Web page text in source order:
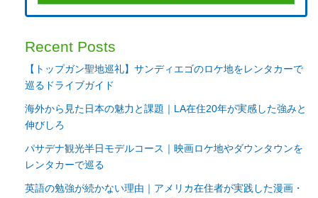
Recent Posts
【トップガン聖地巡礼】サンディエゴのロケ地をレンタカーで
巡るドライブガイド
海外から見た日本の魅力と課題｜LA在住20年が実感した強みと
伸びしろ
パサデナ観光半日モデルコース｜映画ロケ地やダウンタウンを
レンタカーで巡る
英語の勉強が続かない理由｜アメリカ在住者が実践した漫画・